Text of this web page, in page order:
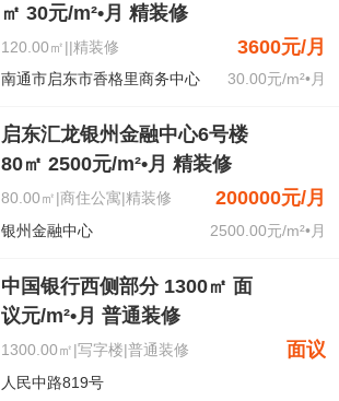
㎡ 30元/m²•月 精装修
120.00㎡||精装修 3600元/月
南通市启东市香格里商务中心 30.00元/m²•月
启东汇龙银州金融中心6号楼
80㎡ 2500元/m²•月 精装修
80.00㎡|商住公寓|精装修 200000元/月
银州金融中心 2500.00元/m²•月
中国银行西侧部分 1300㎡ 面
议元/m²•月 普通装修
1300.00㎡|写字楼|普通装修 面议
人民中路819号